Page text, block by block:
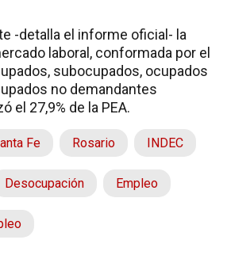
-detalla el informe oficial- la
laboral, conformada por el
subocupados, ocupados
no demandantes
el 27,9% de la PEA.
Fe Rosario INDEC
Desocupación Empleo